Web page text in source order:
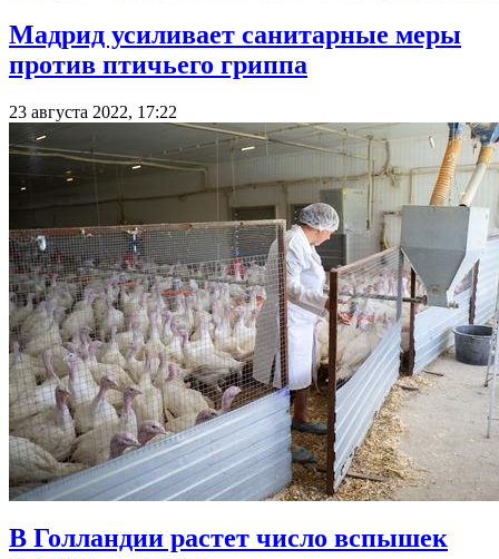
Мадрид усиливает санитарные меры
против птичьего гриппа
23 августа 2022, 17:22
В Голландии растет число вспышек